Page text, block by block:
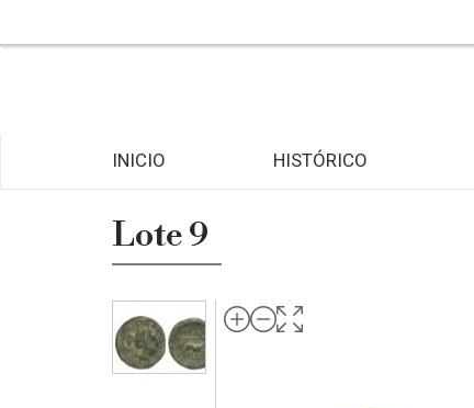
INICIO HISTÓRICO
Lote 9